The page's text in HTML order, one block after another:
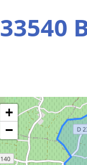
33540
+
−